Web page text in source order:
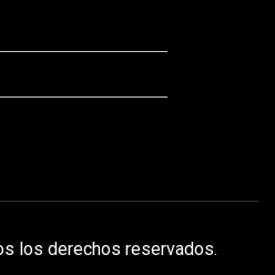
los derechos reservados.